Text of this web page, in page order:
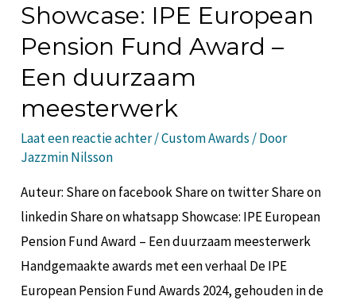
Showcase: IPE European
Pension Fund Award –
Een duurzaam
meesterwerk
Laat een reactie achter/Custom Awards / Door
Jazzmin Nilsson
Auteur: Share on facebook Share on twitter Share on
linkedin Share on whatsapp Showcase: IPE European
Pension Fund Award – Een duurzaam meesterwerk
Handgemaakte awards met een verhaal De IPE
European Pension Fund Awards 2024, gehouden in de